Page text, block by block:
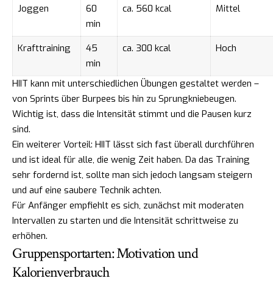
Joggen
60
min
ca. 560 kcal Mittel
Krafttraining
45
min
ca. 300 kcal Hoch
HIIT kann mit unterschiedlichen Übungen gestaltet werden –
von Sprints über Burpees bis hin zu Sprungkniebeugen.
Wichtig ist, dass die Intensität stimmt und die Pausen kurz
sind.
Ein weiterer Vorteil: HIIT lässt sich fast überall durchführen
und ist ideal für alle, die wenig Zeit haben. Da das Training
sehr fordernd ist, sollte man sich jedoch langsam steigern
und auf eine saubere Technik achten.
Für Anfänger empfiehlt es sich, zunächst mit moderaten
Intervallen zu starten und die Intensität schrittweise zu
erhöhen.
Gruppensportarten: Motivation und
Kalorienverbrauch